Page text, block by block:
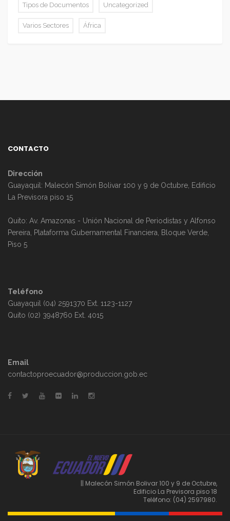
Tipos de Documentos Uncategorized
Varios Sectores África
CONTACTO
Dirección
Guayaquil: Malecón Simón Bolivar 100 y 9 de Octubre, Edificio
La Previsora piso 15
Quito: Av. Amazonas - Unión Nacional de Periodistas y Alfonso
Pereira, Plataforma Gubernamental Financiera, Bloque Verde,
Piso 5
Teléfono
Guayaquil (04) 2591370 Ext. 1123-1127
Quito (02) 3948760 Ext. 4015
Email
contactoproecuador@produccion.gob.ec
|| Malecón Simón Bolivar 100 y 9 de Octubre,
Edificio La Previsora piso 18
Teléfono: (04) 2597980.